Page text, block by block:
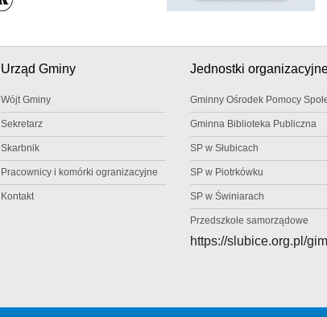
Urząd Gminy
Wójt Gminy
Sekretarz
Skarbnik
Pracownicy i komórki ogranizacyjne
Kontakt
Jednostki
Gminny Ośrodek Pomocy
Gminna Biblioteka Publiczna
SP w Słubicach
SP w Piotrkówku
SP w Świniarach
Przedszkole samorządowe
https://slubice.org.pl/